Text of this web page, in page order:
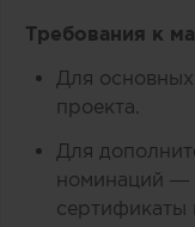
Требования к
Для
проекта.
Для
номинаций —
сертификаты